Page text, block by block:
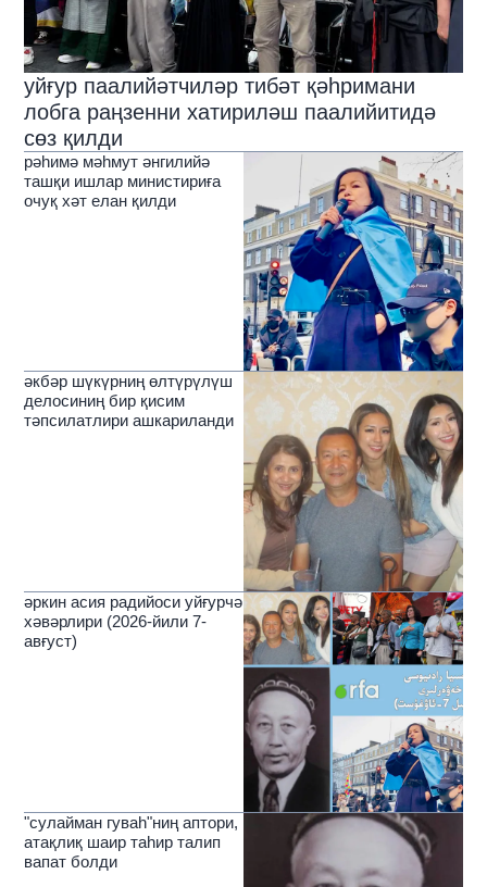
уйғур паалийәтчиләр тибәт қәһримани
лобга раңзенни хатириләш паалийитидә
сөз қилди
рәһимә мәһмут әнгилийә
ташқи ишлар министириға
очуқ хәт елан қилди
әкбәр шүкүрниң өлтүрүлүш
делосиниң бир қисим
тәпсилатлири ашкариланди
әркин асия радийоси уйғурчә
хәвәрлири (2026-йили 7-
авғуст)
"сулайман гуваһ"ниң аптори,
атақлиқ шаир таһир талип
вапат болди